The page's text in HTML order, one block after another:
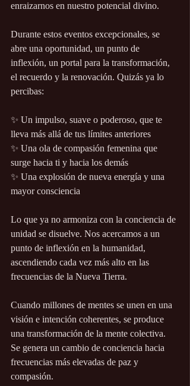
enraizarnos en nuestro potencial divino.
Durante estos eventos excepcionales, se
abre una oportunidad, un punto de
inflexión, un portal para la transformación,
el recuerdo y la renovación. Quizás ya lo
percibas:
✨ Un impulso, suave o poderoso, que te
lleva más allá de tus límites anteriores
✨ Una ola de compasión femenina que
surge hacia ti y hacia los demás
✨ Una explosión de nueva energía y una
mayor consciencia
Lo que ya no armoniza con la conciencia de
unidad se disuelve. Nos acercamos a un
punto de inflexión en la humanidad,
ascendiendo cada vez más alto en las
frecuencias de la Nueva Tierra.
Cuando millones de mentes se unen en una
visión e intención coherentes, se produce
una transformación de la mente colectiva.
Se genera un cambio de conciencia hacia
frecuencias más elevadas de paz y
compasión.